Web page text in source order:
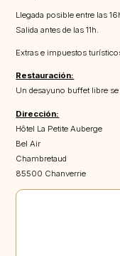
Llegada posible entre las
Salida antes de las 11h.
Extras e impuestos
Restauración:
Un desayuno buffet libre
Dirección:
Hôtel La Petite Auberge
Bel Air
Chambretaud
85500 Chanverrie